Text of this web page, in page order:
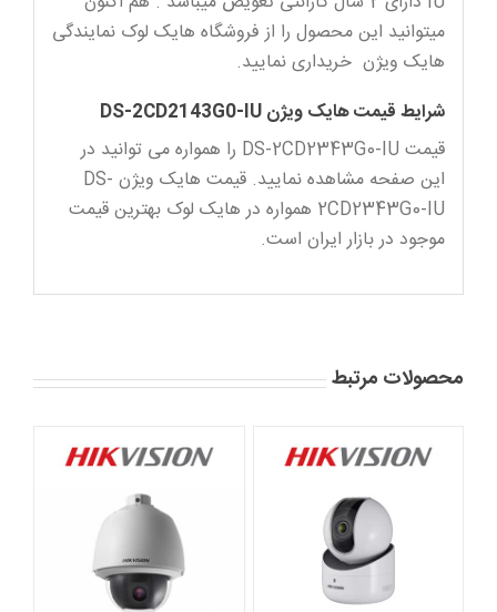
میتوانید این محصول را از فروشگاه هایک لوک نمایندگی
هایک ویژن خریداری نمایید.
شرایط قیمت هایک ویژن DS-2CD2143G0-IU
قیمت DS-2CD2343G0-IU را همواره می توانید در
این صفحه مشاهده نمایید. قیمت هایک ویژن DS-
2CD2343G0-IU همواره در هایک لوک بهترین قیمت
موجود در بازار ایران است.
محصولات مرتبط